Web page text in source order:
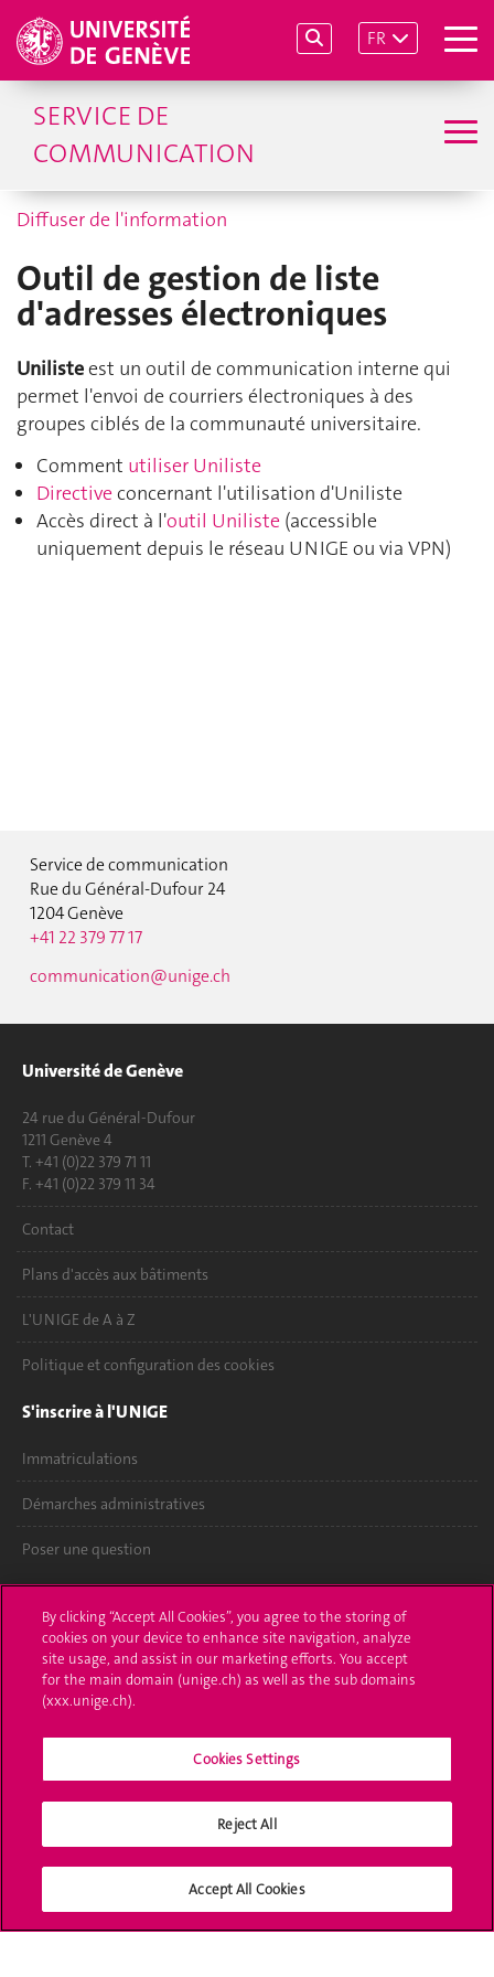
FR
SERVICE DE
COMMUNICATION
Diffuser de l'information
Outil de gestion de liste
d'adresses électroniques
Unilisteest un outil de communication interne qui
permet l'envoi de courriers électroniques à des
groupes ciblés de la communauté universitaire.
Comment utiliser Uniliste
Directiveconcernant l'utilisation d'Uniliste
Accès direct à l'outil Uniliste (accessible
uniquement depuis le réseau UNIGE ou via VPN)
Service de communication
Rue du Général-Dufour 24
1204 Genève
+41 22 379 77 17
communication@unige.ch
Université de Genève
24 rue du Général-Dufour
1211 Genève 4
T. +41 (0)22 379 71 11
F. +41 (0)22 379 11 34
Contact
Plans d'accès aux bâtiments
L'UNIGE de A à Z
Politique et configuration des cookies
S'inscrire à l'UNIGE
Immatriculations
Démarches administratives
Poser une question
UNIGE Mobile
Médias
Offres d'emploi
Bibliothèque
Médias sociaux UNIGE
By clicking “Accept All Cookies”, you agree to the storing of
cookies on your device to enhance site navigation, analyze
site usage, and assist in our marketing efforts. You accept
for the main domain (unige.ch) as well as the sub domains
(xxx.unige.ch).
Cookies Settings
Reject All
Accept All Cookies